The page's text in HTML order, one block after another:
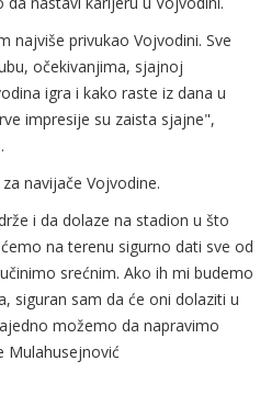
najviše privukao Vojvodini. Sve
očekivanjima, sjajnoj
igra i kako raste iz dana u
impresije su zaista sjajne",
navijače Vojvodine.
i da dolaze na stadion u što
na terenu sigurno dati sve od
srećnim. Ako ih mi budemo
siguran sam da će oni dolaziti u
možemo da napravimo
Mulahusejnović